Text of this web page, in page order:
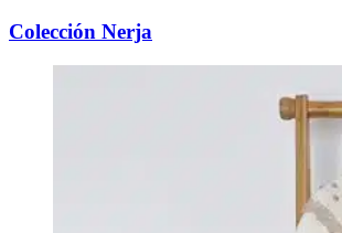
Colección Nerja